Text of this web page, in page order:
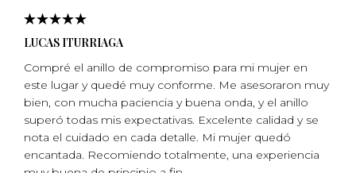
LUCAS ITURRIAGA
Compré el anillo de compromiso para mi mujer en
este lugar y quedé muy conforme. Me asesoraron muy
bien, con mucha paciencia y buena onda, y el anillo
superó todas mis expectativas. Excelente calidad y se
nota el cuidado en cada detalle. Mi mujer quedó
encantada. Recomiendo totalmente, una experiencia